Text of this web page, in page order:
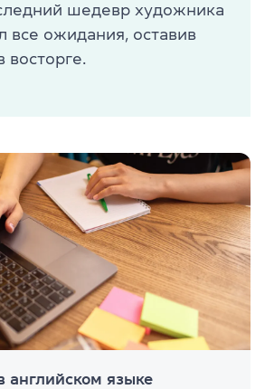
шедевр художника
все ожидания, оставив
восторге.
английском языке